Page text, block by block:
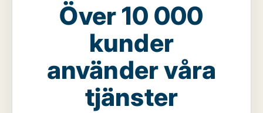
Över 10 000
kunder
använder våra
tjänster